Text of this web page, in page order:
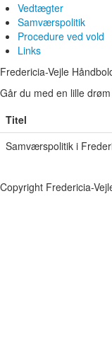
Vedtægter
Samværspolitik
Procedure ved vold
Links
Fredericia-Vejle
Går du med en lille
Titel
Samværspolitik i
Copyright Fredericia-